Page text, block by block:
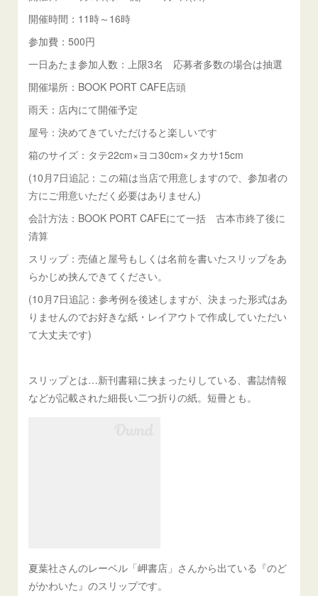
開催時間：11時～16時
参加費：500円
一日あたま参加人数：上限3名 応募者多数の場合は抽選
開催場所：BOOK PORT CAFE店頭
雨天：店内にて開催予定
屋号：決めてきていただけると楽しいです
箱のサイズ：タテ22cm×ヨコ30cm×タカサ15cm
(10月7日追記：この箱は当店で用意しますので、参加者の
方にご用意いただく必要はありません)
会計方法：BOOK PORT CAFEにて一括 古本市終了後に
清算
スリップ：売値と屋号もしくは名前を書いたスリップをあ
らかじめ挟んできてください。
(10月7日追記：参考例を後述しますが、決まった形式はあ
りませんのでお好きな紙・レイアウトで作成していただい
て大丈夫です)
スリップとは…新刊書籍に挟まったりしている、書誌情報
などが記載された細長い二つ折りの紙。短冊とも。
夏葉社さんのレーベル「岬書店」さんから出ている『のど
がかわいた』のスリップです。